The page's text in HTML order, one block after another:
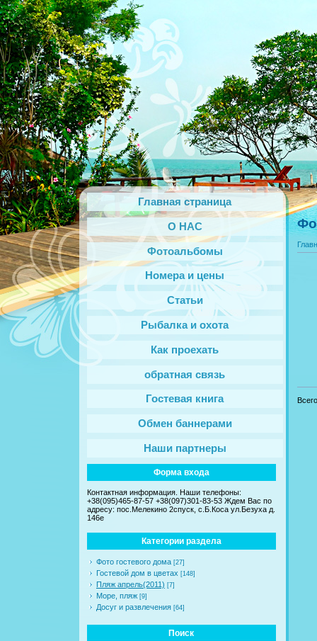
Главная страница
О НАС
Фотоальбомы
Номера и цены
Статьи
Рыбалка и охота
Как проехать
обратная связь
Гостевая книга
Обмен баннерами
Наши партнеры
Форма входа
Контактная информация. Наши телефоны:
+38(095)465-87-57 +38(097)301-83-53 Ждем Вас по
адресу: пос.Мелекино 2спуск, c.Б.Коса ул.Безуха д.
146е
Категории раздела
Фото гостевого дома [27]
Гостевой дом в цветах [148]
Пляж апрель(2011) [7]
Море, пляж [9]
Досуг и развлечения [64]
Поиск